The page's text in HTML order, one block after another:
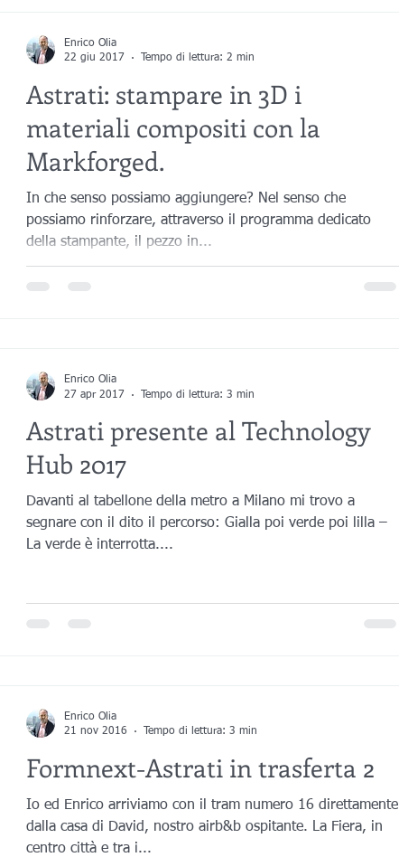
Astrati: stampare in 3D i
materiali compositi con la
Markforged.
In che senso possiamo aggiungere? Nel senso che
possiamo rinforzare, attraverso il programma dedicato
della stampante, il pezzo in...
Enrico Olia
22 giu 2017
Tempo di lettura: 2 min
Astrati presente al Technology
Hub 2017
Davanti al tabellone della metro a Milano mi trovo a
segnare con il dito il percorso: Gialla poi verde poi lilla –
La verde è interrotta....
Enrico Olia
27 apr 2017
Tempo di lettura: 3 min
Formnext-Astrati in trasferta 2
Io ed Enrico arriviamo con il tram numero 16 direttamente
dalla casa di David, nostro airb&b ospitante. La Fiera, in
centro città e tra i...
Enrico Olia
21 nov 2016
Tempo di lettura: 3 min